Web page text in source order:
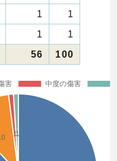
1
1
1
1
56 100